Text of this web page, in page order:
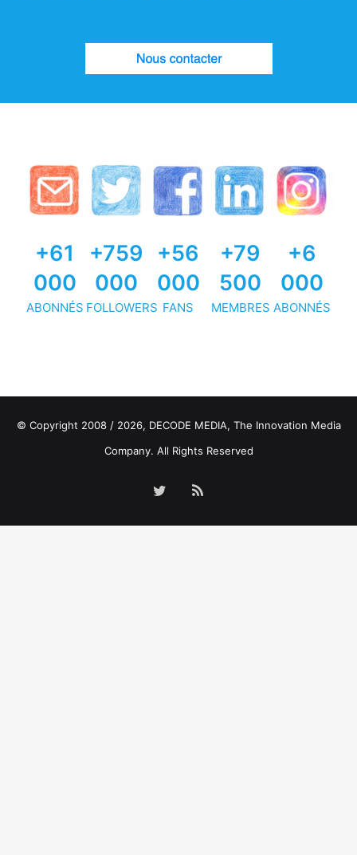
+61
000
ABONNÉS
+759
000
FOLLOWERS
+56
000
FANS
+79
500
MEMBRES
+6
000
ABONNÉS
© Copyright 2008 / 2026, DECODE MEDIA, The Innovation Media
Company. All Rights Reserved
TwitterRSS